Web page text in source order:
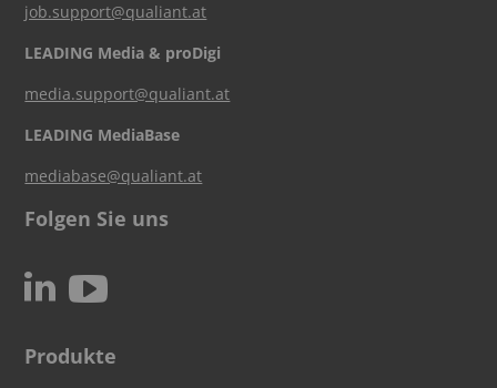
job.support@qualiant.at
LEADING Media & proDigi
media.support@qualiant.at
LEADING MediaBase
mediabase@qualiant.at
Folgen Sie uns
N c
Produkte